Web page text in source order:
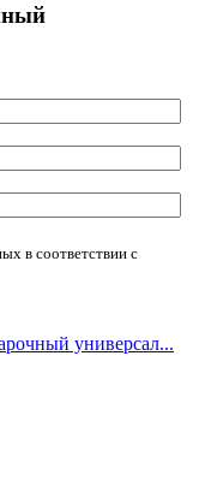
в соответствии с
универсал...